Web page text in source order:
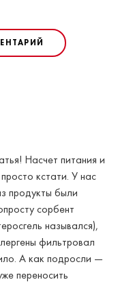
Насчет питания и
кстати. У нас
продукты были
сорбент
назывался),
фильтровал
А как подросли —
переносить